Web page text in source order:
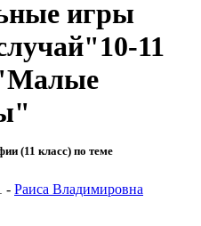
игры
11
"Малые
(11 класс) по теме
- Раиса Владимировна